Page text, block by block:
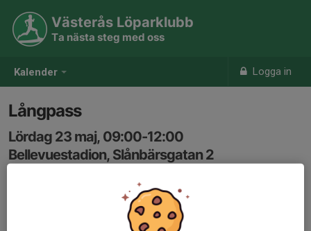
Kalender Logga in
Västerås Löparklubb
Ta nästa steg med oss
Långpass
Lördag 23 maj, 09:00-12:00
Bellevuestadion, Slånbärsgatan 2
ca 20-30km i 5- och 6 min/km fart